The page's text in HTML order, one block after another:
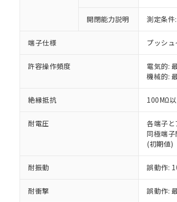
開閉能力説明 測定条
端子仕様 プッシ
許容操作頻度
電気的:
機械的:
絶縁抵抗 100MΩ
耐電圧
各端子
同極端
(初期値)
耐振動 誤動作:
耐衝撃 誤動作:
*EU
鉛(Pb)
六価ク
フタル
ル（
但し、
フタル
※2
部品
※3
下記
EU
51物
「×
「－
Pb(鉛)
DEHP(
※2
「10
味し
「－
記
△
－
空
白